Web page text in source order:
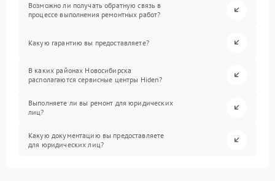
Возможно ли получать обратную связь в
процессе выполнения ремонтных работ?
Какую гарантию вы предоставляете?
В каких районах Новосибирска
располагаются сервисные центры Hiden?
Выполняете ли вы ремонт для юридических
лиц?
Какую документацию вы предоставляете
для юридических лиц?